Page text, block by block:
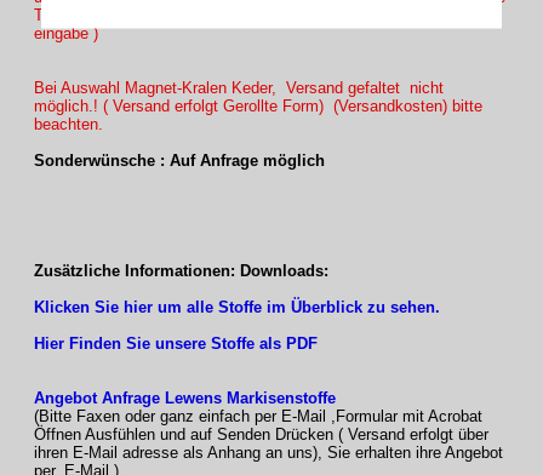
Tuchhöhe 220cm Maßeingabe 220 +10cm = 230cm Bestellmaß
eingabe )
Bei Auswahl Magnet-Kralen Keder, Versand gefaltet nicht
möglich.! ( Versand erfolgt Gerollte Form) (Versandkosten) bitte
beachten.
Sonderwünsche : Auf Anfrage möglich
Zusätzliche Informationen: Downloads:
Klicken Sie hier um alle Stoffe im Überblick zu sehen.
Hier Finden Sie unsere Stoffe als PDF
Angebot Anfrage Lewens Markisenstoffe
(Bitte Faxen oder ganz einfach per E-Mail ,Formular mit Acrobat
Öffnen Ausfühlen und auf Senden Drücken ( Versand erfolgt über
ihren E-Mail adresse als Anhang an uns), Sie erhalten ihre Angebot
per. E-Mail ) .